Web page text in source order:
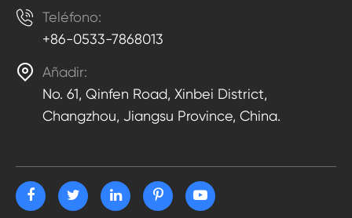
 Teléfono:
+86-0533-7868013
 Añadir:
No. 61, Qinfen Road, Xinbei District,
Changzhou, Jiangsu Province, China.